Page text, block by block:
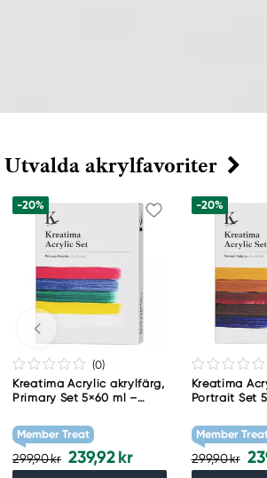
Utvalda akrylfavoriter
-20%
(0)
Kreatima Acrylic akrylfärg,
Primary Set 5×60 ml –
Member Treat
299,90 kr 239,92 kr
-20%
Kreatima
Portrait Set
Member
299,90 kr